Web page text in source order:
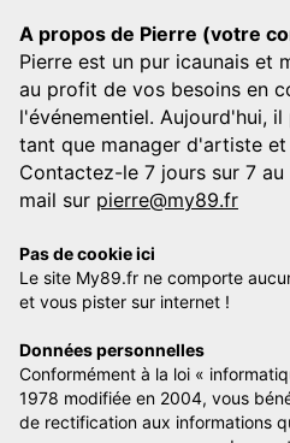
A propos de Pierre (votre
Pierre est un pur icaunais et
au profit de vos besoins en
l'événementiel. Aujourd'hui,
tant que manager d'artiste
Contactez-le 7 jours sur 7
mail sur pierre@my89.fr
Pas de cookie ici
Le site My89.fr ne comporte
et vous pister sur internet !
Données personnelles
Conformément à la loi «
1978 modifiée en 2004, vous
de rectification aux informations